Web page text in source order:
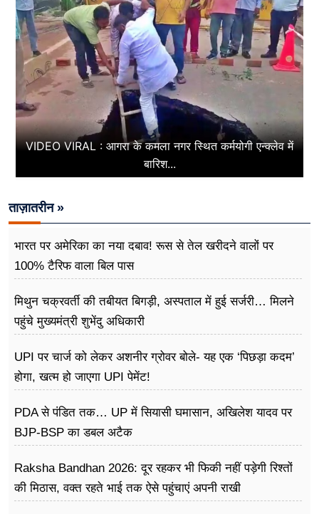
VIDEO VIRAL : आगरा के कमला नगर स्थित कर्मयोगी एन्क्लेव में
बारिश...
ताज़ातरीन »
भारत पर अमेरिका का नया दबाव! रूस से तेल खरीदने वालों पर
100% टैरिफ वाला बिल पास
मिथुन चक्रवर्ती की तबीयत बिगड़ी, अस्पताल में हुई सर्जरी… मिलने
पहुंचे मुख्यमंत्री शुभेंदु अधिकारी
UPI पर चार्ज को लेकर अशनीर ग्रोवर बोले- यह एक ‘पिछड़ा कदम’
होगा, खत्म हो जाएगा UPI पेमेंट!
PDA से पंडित तक… UP में सियासी घमासान, अखिलेश यादव पर
BJP-BSP का डबल अटैक
Raksha Bandhan 2026: दूर रहकर भी फिकी नहीं पड़ेगी रिश्तों
की मिठास, वक्त रहते भाई तक ऐसे पहुंचाएं अपनी राखी